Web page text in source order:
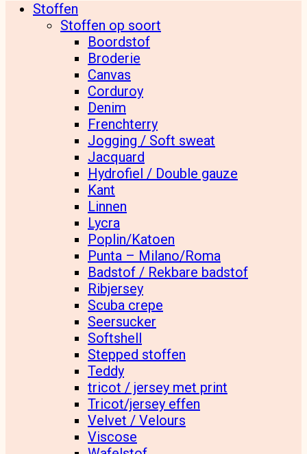
Stoffen
Stoffen op soort
Boordstof
Broderie
Canvas
Corduroy
Denim
Frenchterry
Jogging / Soft sweat
Jacquard
Hydrofiel / Double gauze
Kant
Linnen
Lycra
Poplin/Katoen
Punta – Milano/Roma
Badstof / Rekbare badstof
Ribjersey
Scuba crepe
Seersucker
Softshell
Stepped stoffen
Teddy
tricot / jersey met print
Tricot/jersey effen
Velvet / Velours
Viscose